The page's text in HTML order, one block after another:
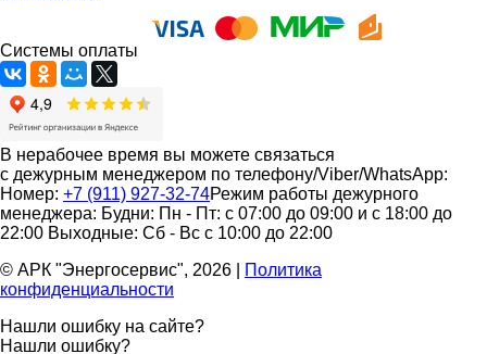
Системы оплаты
В нерабочее время вы можете связаться
с дежурным менеджером по телефону/Viber/WhatsApp:
Номер: +7 (911) 927-32-74Режим работы дежурного
менеджера: Будни: Пн - Пт: с 07:00 до 09:00 и с 18:00 до
22:00 Выходные: Сб - Вс с 10:00 до 22:00
© АРК "Энергосервис", 2026
Политика
конфиденциальности
Нашли ошибку на сайте?
Нашли ошибку?